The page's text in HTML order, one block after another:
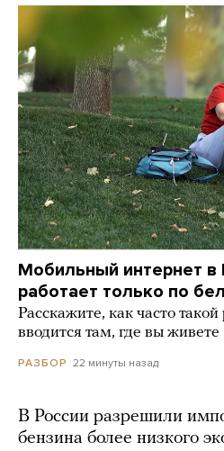
Мобильный интернет в
работает только по
Расскажите, как часто
вводится там, где вы живете
РАЗБОР 22 минуты назад
В России разрешили
бензина более низкого